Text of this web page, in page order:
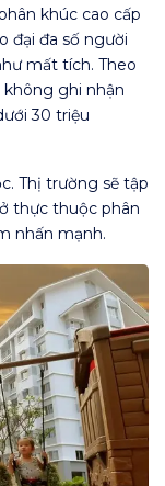
khúc cao cấp
đại đa số người
mất tích. Theo
không ghi nhận
30 triệu
Thị trường sẽ tập
thực thuộc phân
nhấn mạnh.